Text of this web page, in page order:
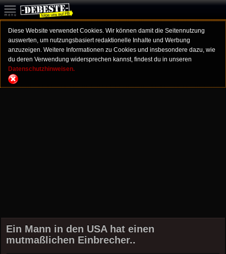
Diese Website verwendet Cookies. Wir können damit die Seitennutzung
auswerten, um nutzungsbasiert redaktionelle Inhalte und Werbung
anzuzeigen. Weitere Informationen zu Cookies und insbesondere dazu, wie
du deren Verwendung widersprechen kannst, findest du in unseren
Datenschutzhinweisen.
Ein Mann in den USA hat einen
mutmaßlichen Einbrecher..